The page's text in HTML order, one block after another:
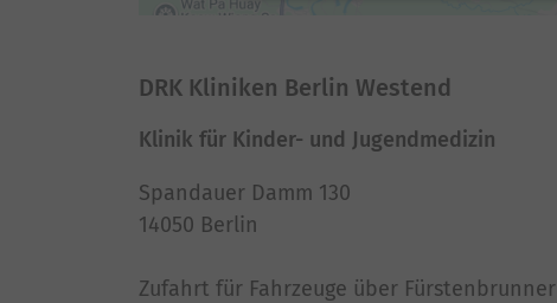
Platform
DRK Kliniken Berlin Westend
Klinik für Kinder- und Jugendmedizin
Spandauer Damm 130
14050 Berlin
Zufahrt für Fahrzeuge über Fürstenbrunner